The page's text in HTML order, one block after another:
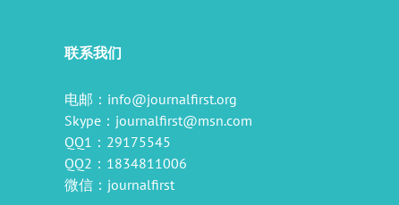
联系我们
电邮： info@journalfirst.org
Skype： journalfirst@msn.com
QQ1：29175545
QQ2：1834811006
微信：journalfirst